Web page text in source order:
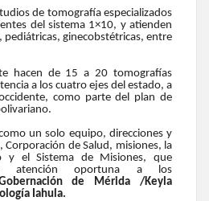
de tomografía especializados
del sistema 1×10, y atienden
pediátricas, ginecobstétricas, entre
hacen de 15 a 20 tomografías
a los cuatro ejes del estado, a
como parte del plan de
un solo equipo, direcciones y
Corporación de Salud, misiones, la
y el Sistema de Misiones, que
atención oportuna a los
de Mérida /Keyla
Iahula.